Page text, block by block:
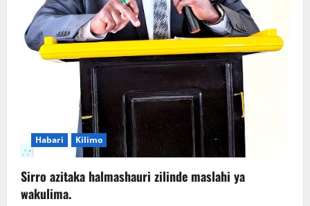
Habari Kilimo
Sirro azitaka halmashauri zilinde maslahi ya
wakulima.